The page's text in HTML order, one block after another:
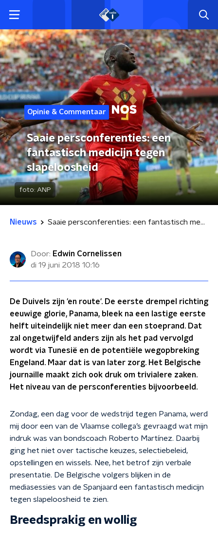
Opinie & Commentaar
Saaie persconferenties: een
fantastisch medicijn tegen
slapeloosheid
foto: ANP
Nieuws Saaie persconferenties: een fantastisch medicijn tegen slapeloosheid
Door: Edwin Cornelissen
di 19 juni 2018 10:16
De Duivels zijn 'en route'. De eerste drempel richting
eeuwige glorie, Panama, bleek na een lastige eerste
helft uiteindelijk niet meer dan een stoeprand. Dat
zal ongetwijfeld anders zijn als het pad vervolgd
wordt via Tunesië en de potentiële wegopbreking
Engeland. Maar dat is van later zorg. Het Belgische
journaille maakt zich ook druk om trivialere zaken.
Het niveau van de persconferenties bijvoorbeeld.
Zondag, een dag voor de wedstrijd tegen Panama, werd
mij door een van de Vlaamse collega’s gevraagd wat mijn
indruk was van bondscoach Roberto Martínez. Daarbij
ging het niet over tactische keuzes, selectiebeleid,
opstellingen en wissels. Nee, het betrof zijn verbale
presentatie. De Belgische volgers blijken in de
mediasessies van de Spanjaard een fantastisch medicijn
tegen slapeloosheid te zien.
Breedsprakig en wollig